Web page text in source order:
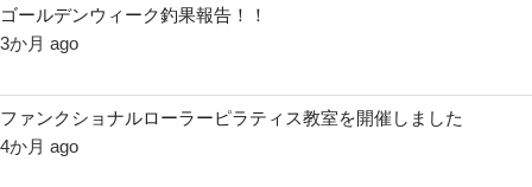
ゴールデンウィーク釣果報告！！
3か月 ago
ファンクショナルローラーピラティス教室を開催しました
4か月 ago